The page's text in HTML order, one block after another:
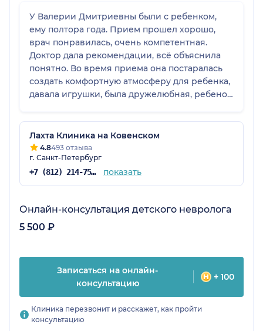
У Валерии Дмитриевны были с ребенком,
ему полтора года. Прием прошел хорошо,
врач понравилась, очень компетентная.
Доктор дала рекомендации, всё объяснила
понятно. Во время приема она постаралась
создать комфортную атмосферу для ребенка,
давала игрушки, была дружелюбная, ребенок
важно. К врачу мы записались по
ближайшему свободному времени, нужна
была оперативность, и прием полностью
оправдал ожидания.
Лахта Клиника на Ковенском
4.8493 отзыва
г. Санкт-Петербург
+7 (812) 214-75-06 показать
Онлайн-консультация детского невролога
5 500 ₽
Записаться на онлайн-
консультацию
+ 100
Клиника перезвонит и расскажет, как пройти
консультацию